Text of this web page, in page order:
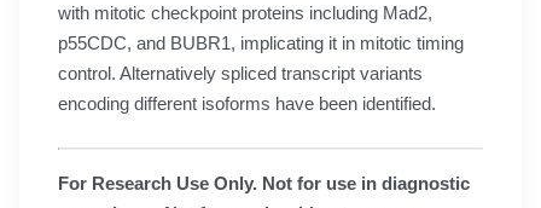
with mitotic checkpoint proteins including Mad2,
p55CDC, and BUBR1, implicating it in mitotic timing
control. Alternatively spliced transcript variants
encoding different isoforms have been identified.
For Research Use Only. Not for use in diagnostic